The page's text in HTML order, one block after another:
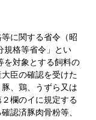
に関する省令（昭
規格等省令」とい
を対象とする飼料の
臣の確認を受けた
、鶏、うずら又は
欄のイに規定する
認済豚肉骨粉等、